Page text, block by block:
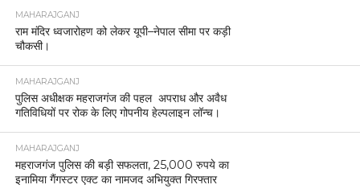
MAHARAJGANJ
राम मंदिर ध्वजारोहण को लेकर यूपी–नेपाल सीमा पर कड़ी
चौकसी।
MAHARAJGANJ
पुलिस अधीक्षक महराजगंज की पहल अपराध और अवैध
गतिविधियों पर रोक के लिए गोपनीय हेल्पलाइन लॉन्च।
MAHARAJGANJ
महराजगंज पुलिस की बड़ी सफलता, 25,000 रुपये का
इनामिया गैंगस्टर एक्ट का नामजद अभियुक्त गिरफ्तार